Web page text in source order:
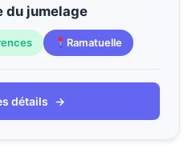
du jumelage
Ramatuelle
détails →